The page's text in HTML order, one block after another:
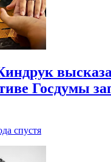
Госдумы
спустя